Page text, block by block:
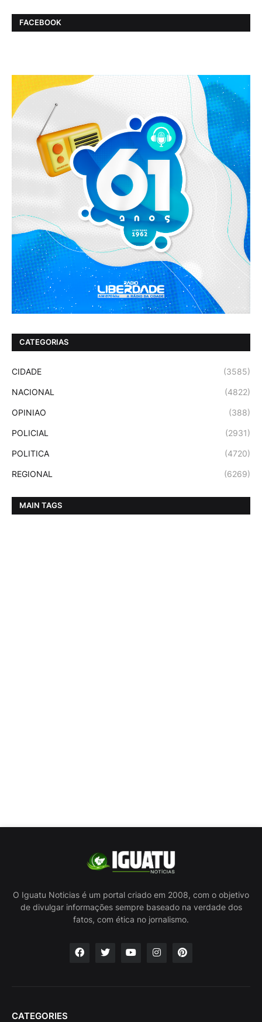
FACEBOOK
CATEGORIAS
CIDADE (3585)
NACIONAL (4822)
OPINIAO (388)
POLICIAL (2931)
POLITICA (4720)
REGIONAL (6269)
MAIN TAGS
O Iguatu Noticias é um portal criado em 2008, com o objetivo
de divulgar informações sempre baseado na verdade dos
fatos, com ética no jornalismo.
CATEGORIES